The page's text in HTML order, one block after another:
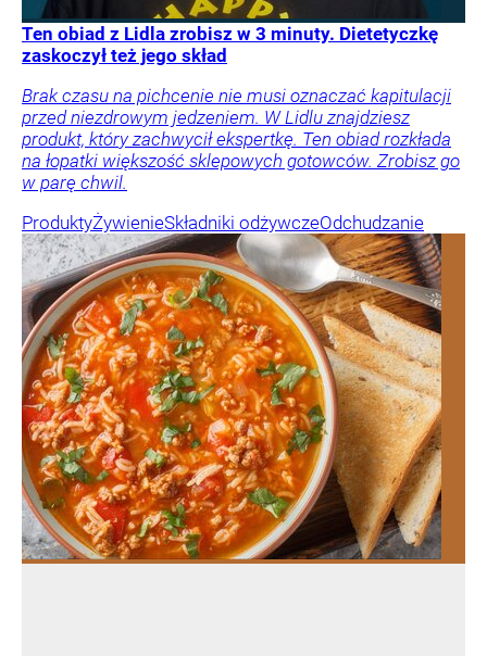
Ten obiad z Lidla zrobisz w 3 minuty. Dietetyczkę
zaskoczył też jego skład
Brak czasu na pichcenie nie musi oznaczać kapitulacji
przed niezdrowym jedzeniem. W Lidlu znajdziesz
produkt, który zachwycił ekspertkę. Ten obiad rozkłada
na łopatki większość sklepowych gotowców. Zrobisz go
w parę chwil.
ProduktyŻywienieSkładniki odżywczeOdchudzanie